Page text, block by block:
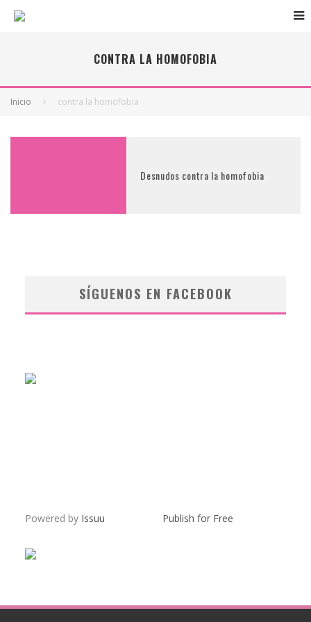
CONTRA LA HOMOFOBIA
Inicio contra la homofobia
Desnudos contra la homofobia
SÍGUENOS EN FACEBOOK
Powered by Issuu Publish for Free